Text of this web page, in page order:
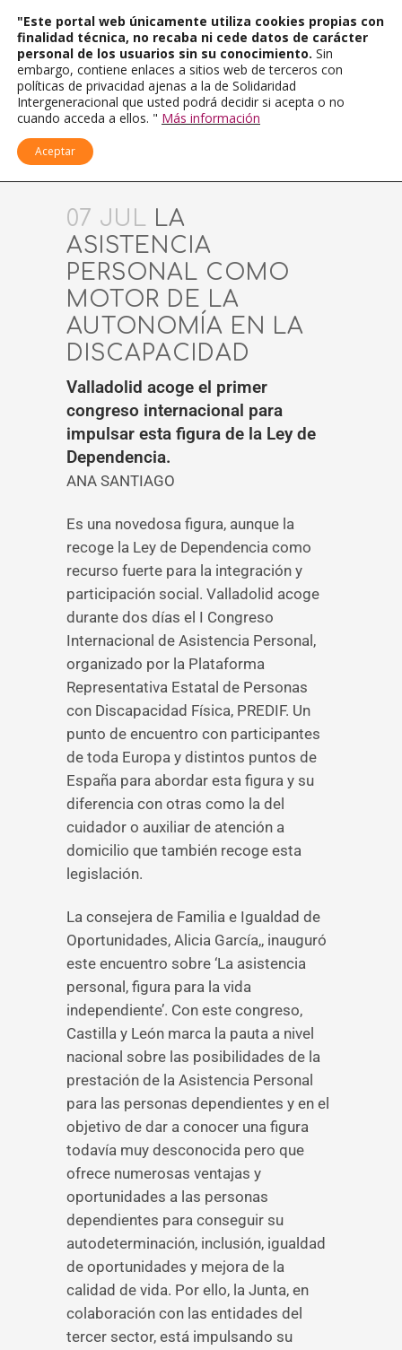
07 JUL LA
ASISTENCIA
PERSONAL COMO
MOTOR DE LA
AUTONOMÍA EN LA
DISCAPACIDAD
Valladolid acoge el primer
congreso internacional para
impulsar esta figura de la Ley de
Dependencia.
ANA SANTIAGO
Es una novedosa figura, aunque la
recoge la Ley de Dependencia como
recurso fuerte para la integración y
participación social. Valladolid acoge
durante dos días el I Congreso
Internacional de Asistencia Personal,
organizado por la Plataforma
Representativa Estatal de Personas
con Discapacidad Física, PREDIF. Un
punto de encuentro con participantes
de toda Europa y distintos puntos de
España para abordar esta figura y su
diferencia con otras como la del
cuidador o auxiliar de atención a
domicilio que también recoge esta
legislación.
La consejera de Familia e Igualdad de
Oportunidades, Alicia García,, inauguró
este encuentro sobre ‘La asistencia
personal, figura para la vida
independiente’. Con este congreso,
Castilla y León marca la pauta a nivel
nacional sobre las posibilidades de la
prestación de la Asistencia Personal
para las personas dependientes y en el
objetivo de dar a conocer una figura
todavía muy desconocida pero que
ofrece numerosas ventajas y
oportunidades a las personas
dependientes para conseguir su
autodeterminación, inclusión, igualdad
de oportunidades y mejora de la
calidad de vida. Por ello, la Junta, en
colaboración con las entidades del
tercer sector, está impulsando su
"Este portal web únicamente utiliza cookies propias con
finalidad técnica, no recaba ni cede datos de carácter
personal de los usuarios sin su conocimiento. Sin
embargo, contiene enlaces a sitios web de terceros con
políticas de privacidad ajenas a la de Solidaridad
Intergeneracional que usted podrá decidir si acepta o no
cuando acceda a ellos. " Más información
Aceptar